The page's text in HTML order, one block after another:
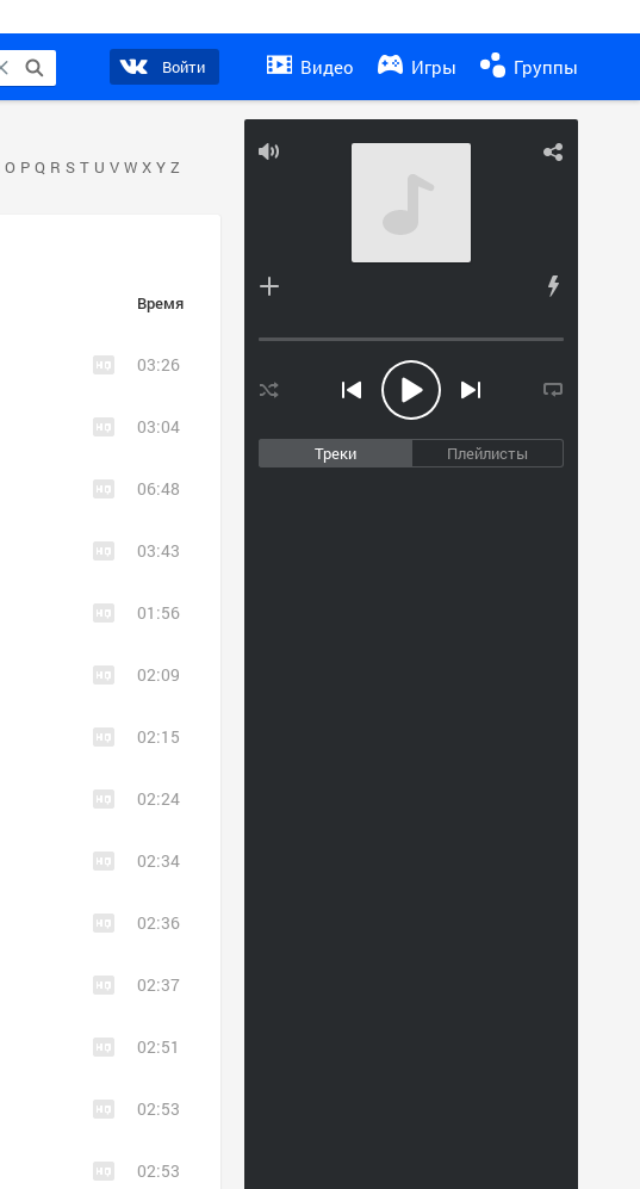
Войти Видео Игры Группы
Треки Плейлисты
O P Q R S T U V W X Y Z
Время
03:26
03:04
06:48
03:43
01:56
02:09
02:15
02:24
02:34
02:36
02:37
02:51
02:53
02:53